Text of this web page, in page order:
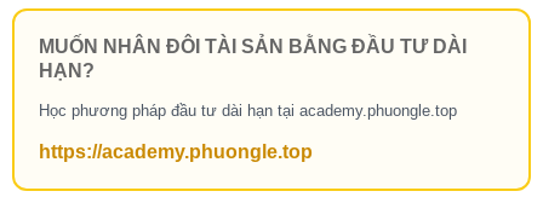
MUỐN NHÂN ĐÔI TÀI SẢN BẰNG ĐẦU TƯ DÀI
HẠN?
Học phương pháp đầu tư dài hạn tại academy.phuongle.top
https://academy.phuongle.top